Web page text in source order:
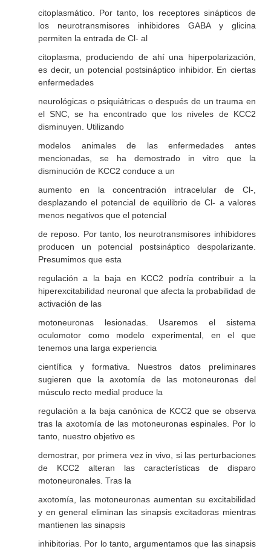
citoplasmático. Por tanto, los receptores sinápticos de
los neurotransmisores inhibidores GABA y glicina
permiten la entrada de Cl- al
citoplasma, produciendo de ahí una hiperpolarización,
es decir, un potencial postsináptico inhibidor. En ciertas
enfermedades
neurológicas o psiquiátricas o después de un trauma en
el SNC, se ha encontrado que los niveles de KCC2
disminuyen. Utilizando
modelos animales de las enfermedades antes
mencionadas, se ha demostrado in vitro que la
disminución de KCC2 conduce a un
aumento en la concentración intracelular de Cl-,
desplazando el potencial de equilibrio de Cl- a valores
menos negativos que el potencial
de reposo. Por tanto, los neurotransmisores inhibidores
producen un potencial postsináptico despolarizante.
Presumimos que esta
regulación a la baja en KCC2 podría contribuir a la
hiperexcitabilidad neuronal que afecta la probabilidad de
activación de las
motoneuronas lesionadas. Usaremos el sistema
oculomotor como modelo experimental, en el que
tenemos una larga experiencia
científica y formativa. Nuestros datos preliminares
sugieren que la axotomía de las motoneuronas del
músculo recto medial produce la
regulación a la baja canónica de KCC2 que se observa
tras la axotomía de las motoneuronas espinales. Por lo
tanto, nuestro objetivo es
demostrar, por primera vez in vivo, si las perturbaciones
de KCC2 alteran las características de disparo
motoneuronales. Tras la
axotomía, las motoneuronas aumentan su excitabilidad
y en general eliminan las sinapsis excitadoras mientras
mantienen las sinapsis
inhibitorias. Por lo tanto, argumentamos que las sinapsis